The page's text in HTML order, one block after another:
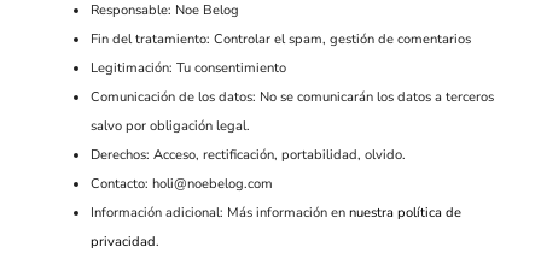
Responsable: Noe Belog
Fin del tratamiento: Controlar el spam, gestión de comentarios
Legitimación: Tu consentimiento
Comunicación de los datos: No se comunicarán los datos a terceros
salvo por obligación legal.
Derechos: Acceso, rectificación, portabilidad, olvido.
Contacto: holi@noebelog.com
Información adicional: Más información en nuestra política de
privacidad.